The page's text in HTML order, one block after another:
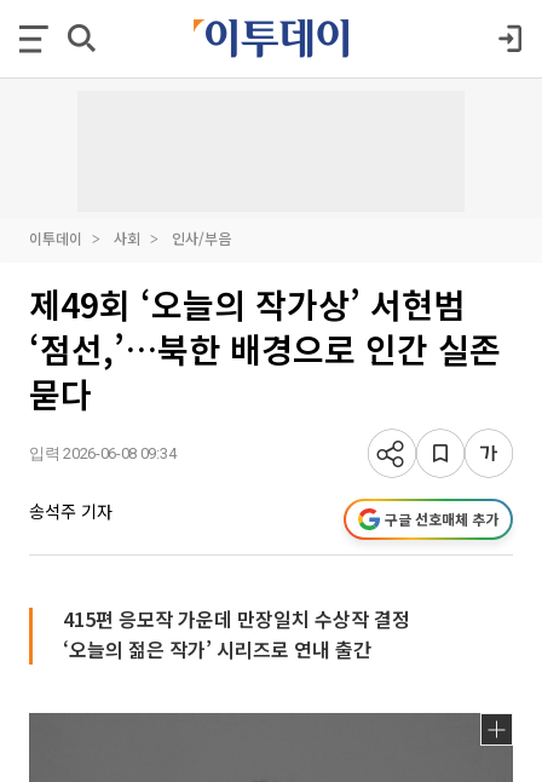
이투데이 사회 인사/부음
제49회 ‘오늘의 작가상’ 서현범
‘점선,’…북한 배경으로 인간 실존
묻다
입력 2026-06-08 09:34
송석주 기자 구글 선호매체 추가
415편 응모작 가운데 만장일치 수상작 결정
‘오늘의 젊은 작가’ 시리즈로 연내 출간